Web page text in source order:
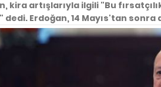
kira artışlarıyla ilgili "Bu
Erdoğan, 14 Mayıs'tan